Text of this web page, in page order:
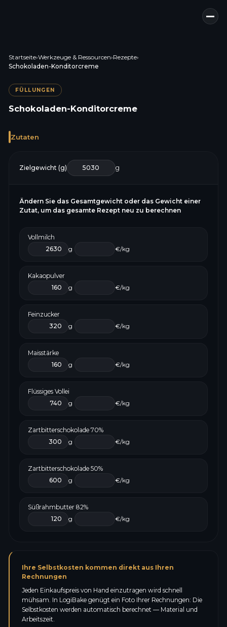
Startseite›Werkzeuge & Ressourcen›Rezepte›
Schokoladen-Konditorcreme
FÜLLUNGEN
Schokoladen-Konditorcreme
Zutaten
Zielgewicht (g) g
Ändern Sie das Gesamtgewicht oder das Gewicht einer
Zutat, um das gesamte Rezept neu zu berechnen
Vollmilch
g
€/kg
Kakaopulver
g
€/kg
Feinzucker
g
€/kg
Maisstärke
g
€/kg
Flüssiges Vollei
g
€/kg
Zartbitterschokolade 70%
g
€/kg
Zartbitterschokolade 50%
g
€/kg
Süßrahmbutter 82%
g
€/kg
Ihre Selbstkosten kommen direkt aus Ihren
Rechnungen
Jeden Einkaufspreis von Hand einzutragen wird schnell
mühsam. In LogiBake genügt ein Foto Ihrer Rechnungen: Die
Selbstkosten werden automatisch berechnet — Material und
Arbeitszeit.